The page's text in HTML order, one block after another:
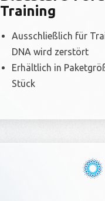
Training
Ausschließlich für
DNA wird zerstört
Erhältlich in
Stück